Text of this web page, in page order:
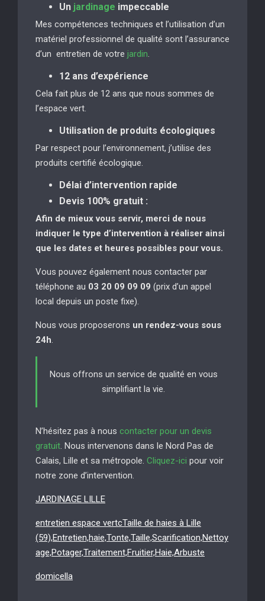
Un jardinage impeccable
Mes compétences techniques et l’utilisation d’un
matériel professionnel de qualité sont l’assurance
d’un entretien de votre jardin
12 ans d’expérience
Cela fait plus de 12 ans que nous sommes de
l’espace vert.
Utilisation de produits écologiques
Par respect pour l’environnement, j’utilise des
produits certifié écologique.
Délai d’intervention rapide
Devis 100% gratuit :
Afin de mieux vous servir, merci de nous
indiquer le type d’intervention à réaliser ainsi
que les dates et heures possibles pour vous.
Vous pouvez également nous contacter par
téléphone au 03 20 09 09 09 (prix d’un appel
local depuis un poste fixe).
Nous vous proposerons un rendez-vous sous
24h
Nous offrons un service de qualité en vous
simplifiant la vie.
N’hésitez pas à nous contacter pour un devis
gratuit . Nous intervenons dans le Nord Pas de
Calais, Lille et sa métropole. Cliquez-ici pour voir
notre zone d’intervention.
JARDINAGE LILLE
entretien espace vertcTaille de haies à Lille
(59),Entretien,haie,Tonte,Taille,Scarification,Nettoy
age,Potager,Traitement,Fruitier,Haie,Arbuste
domicella